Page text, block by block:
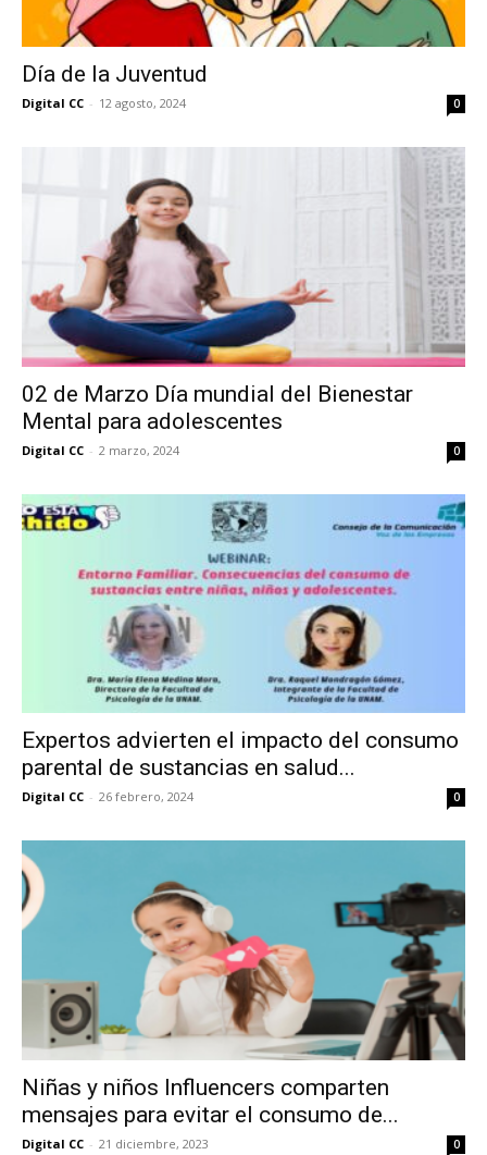
Día de la Juventud
Digital CC - 12 agosto, 2024 0
02 de Marzo Día mundial del Bienestar
Mental para adolescentes
Digital CC - 2 marzo, 2024 0
Expertos advierten el impacto del consumo
parental de sustancias en salud...
Digital CC - 26 febrero, 2024 0
Niñas y niños Influencers comparten
mensajes para evitar el consumo de...
Digital CC - 21 diciembre, 2023 0